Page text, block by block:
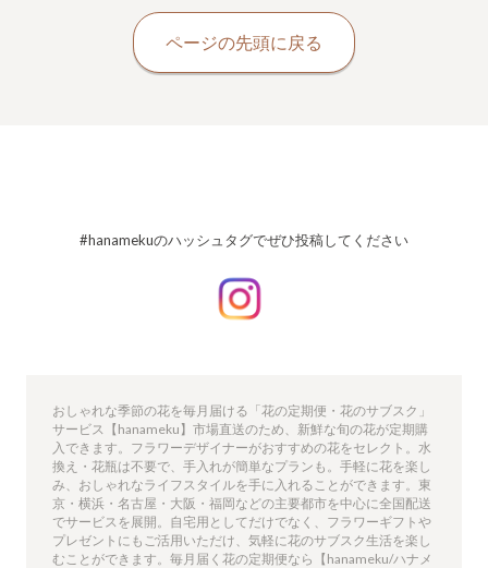
ページの先頭に戻る
#hanamekuのハッシュタグでぜひ投稿してください
おしゃれな季節の花を毎月届ける「花の定期便・花のサブスク」
サービス【hanameku】市場直送のため、新鮮な旬の花が定期購
入できます。フラワーデザイナーがおすすめの花をセレクト。水
換え・花瓶は不要で、手入れが簡単なプランも。手軽に花を楽し
み、おしゃれなライフスタイルを手に入れることができます。東
京・横浜・名古屋・大阪・福岡などの主要都市を中心に全国配送
でサービスを展開。自宅用としてだけでなく、フラワーギフトや
プレゼントにもご活用いただけ、気軽に花のサブスク生活を楽し
むことができます。毎月届く花の定期便なら【hanameku/ハナメ